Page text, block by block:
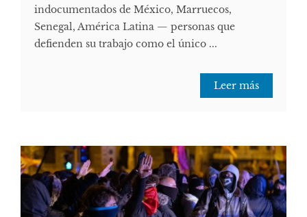
indocumentados de México, Marruecos,
Senegal, América Latina — personas que
defienden su trabajo como el único ...
Leer más